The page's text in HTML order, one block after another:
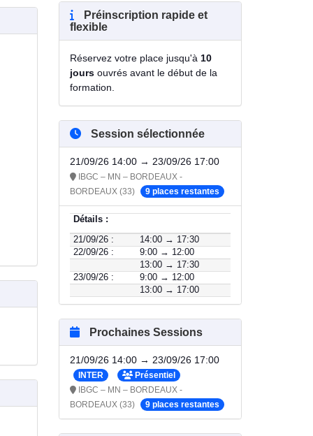
Préinscription rapide et
flexible
Réservez votre place jusqu'à 10
joursouvrés avant le début de la
formation.
Session sélectionnée
21/09/26 14:00 → 23/09/26 17:00
IBGC – MN – BORDEAUX -
BORDEAUX (33)
9 places restantes
Détails :
21/09/26 :
14:00 → 17:30
22/09/26 :
9:00 → 12:00
13:00 → 17:30
23/09/26 :
9:00 → 12:00
13:00 → 17:00
Prochaines Sessions
21/09/26 14:00 → 23/09/26 17:00
INTER
Présentiel
IBGC – MN – BORDEAUX -
BORDEAUX (33)
9 places restantes